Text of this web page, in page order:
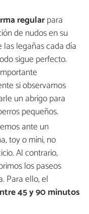
regularpara
de nudos en su
legañas cada día
sigue perfecto.
si observamos
un abrigo para
pequeños.
ante un
toy o mini, no
Al contrario,
los paseos
Para ello, el
45 y 90 minutos